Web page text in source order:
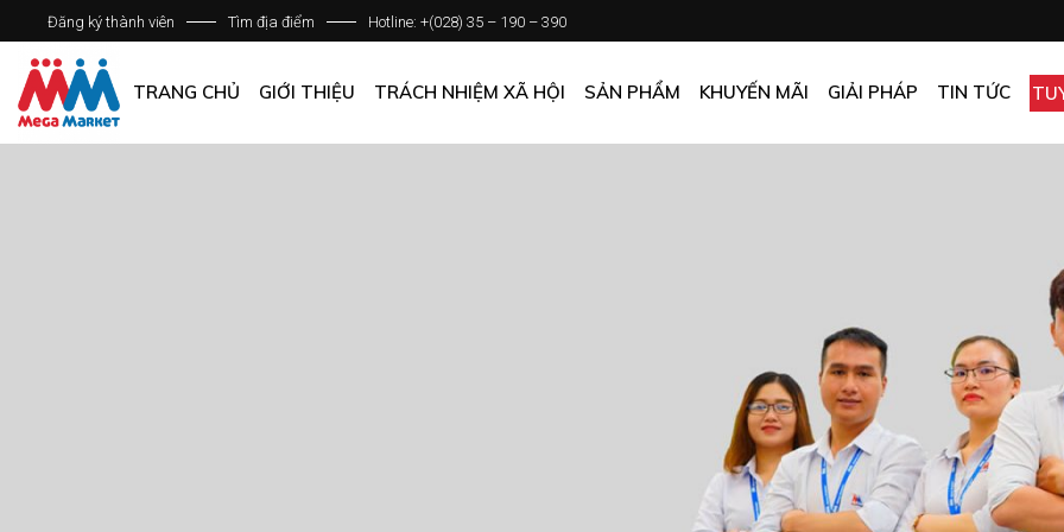
Đăng ký thành viên Tìm địa điểm Hotline: +(028) 35 – 190 – 390
TRANG CHỦ GIỚI THIỆU TRÁCH NHIỆM XÃ HỘI SẢN PHẨM KHUYẾN MÃI GIẢI PHÁP
NHÀ MÁY
TẠP HÓA
TIN TỨC
GIỚI THIỆU DOANH NGHIỆP
DANH SÁCH HỆ THỐNG
CHƯƠNG TRÌNH KHUYẾN MÃI
ẤN PHẨM KHUYẾN MÃI
KHÁCH SẠN
NHÀ HÀNG